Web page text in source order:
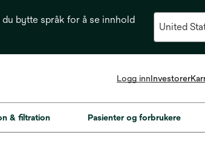
bytte språk for å se innhold
Logg innInvestorer
a
& filtration Pasienter og forbrukere